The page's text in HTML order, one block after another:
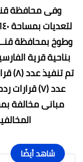
بناحية قرية
تم
شاهد أيضًا